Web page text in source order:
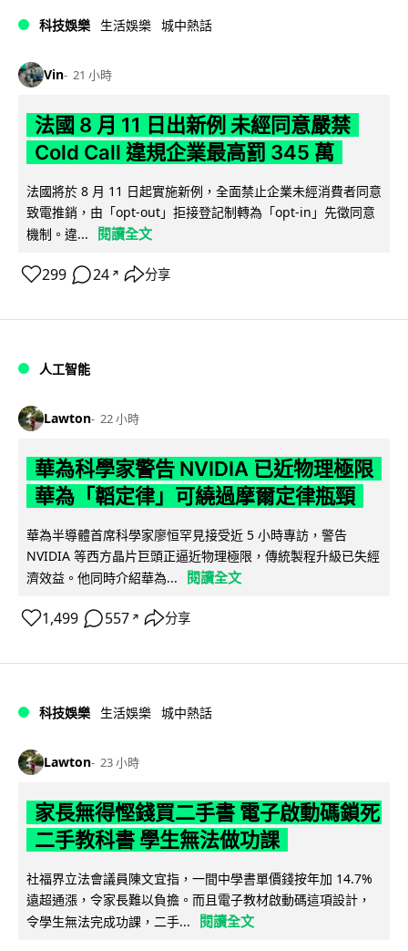
科技娛樂 生活娛樂 城中熱話
Vin 21 小時
法國 8 月 11 日出新例 未經同意嚴禁
Cold Call 違規企業最高罰 345 萬
法國將於 8 月 11 日起實施新例，全面禁止企業未經消費者同意
致電推銷，由「opt-out」拒接登記制轉為「opt-in」先徵同意
機制。違...
閱讀全文
299 24 ↗ 分享
人工智能
Lawton 22 小時
華為科學家警告 NVIDIA 已近物理極限
華為「韜定律」可繞過摩爾定律瓶頸
華為半導體首席科學家廖恒罕見接受近 5 小時專訪，警告
NVIDIA 等西方晶片巨頭正逼近物理極限，傳統製程升級已失經
濟效益。他同時介紹華為...
閱讀全文
1,499 557 ↗ 分享
科技娛樂 生活娛樂 城中熱話
Lawton 23 小時
家長無得慳錢買二手書 電子啟動碼鎖死
二手教科書 學生無法做功課
社福界立法會議員陳文宜指，一間中學書單價錢按年加 14.7%
遠超通漲，令家長難以負擔。而且電子教材啟動碼這項設計，
令學生無法完成功課，二手...
閱讀全文